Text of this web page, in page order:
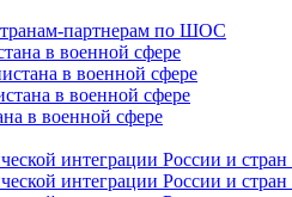
партнерам по ШОС
в военной сфере
в военной сфере
в военной сфере
в военной сфере
интеграции России и
интеграции России и